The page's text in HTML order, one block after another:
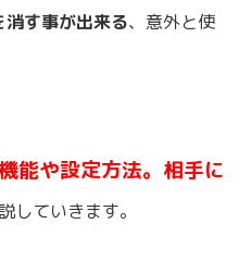
す事が出来る、意外と使
能や設定方法。相手に
していきます。